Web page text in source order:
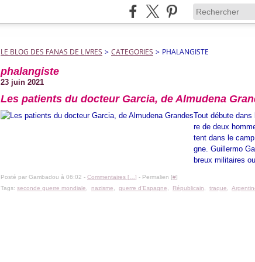
LE BLOG DES FANAS DE LIVRES > CATEGORIES > PHALANGISTE
phalangiste
23 juin 2021
Les patients du docteur Garcia, de Almudena
Tout débute
re de deux
tent dans le
gne. Guillermo
breux militaires
Posté par Gambadou à 06:02 - Commentaires [ ] - Permalien [#]
Tags: seconde guerre mondiale nazisme guerre d'Espagne Républicain traque